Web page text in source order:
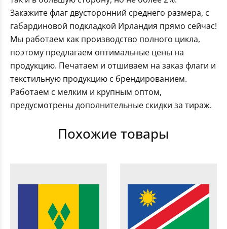
Закажите флаг двусторонний среднего размера, с
габардиновой подкладкой Ирландия прямо сейчас!
Мы работаем как производство полного цикла,
поэтому предлагаем оптимальные цены на
продукцию. Печатаем и отшиваем на заказ флаги и
текстильную продукцию с брендированием.
Работаем с мелким и крупным оптом,
предусмотрены дополнительные скидки за тираж.
Похожие товары